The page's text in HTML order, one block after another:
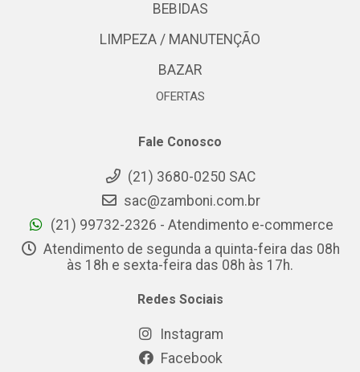
BEBIDAS
LIMPEZA / MANUTENÇÃO
BAZAR
OFERTAS
Fale Conosco
(21) 3680-0250 SAC
sac@zamboni.com.br
(21) 99732-2326 - Atendimento e-commerce
Atendimento de segunda a quinta-feira das 08h
às 18h e sexta-feira das 08h às 17h.
Redes Sociais
Instagram
Facebook